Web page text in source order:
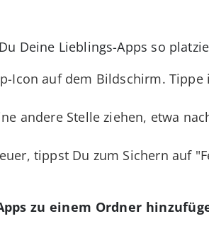
Deine Lieblings-Apps so
Icon auf dem Bildschirm.
andere Stelle ziehen, etwa
tippst Du zum Sichern auf
zu einem Ordner